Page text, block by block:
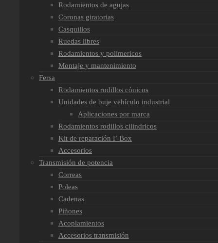
Rodamientos de agujas
Coronas giratorias
Casquillos
Ruedas libres
Rodamientos y polimericos
Montaje y mantenimiento
Fersa
Rodamientos rodillos cónicos
Unidades de buje vehículo industrial
Aplicaciones por marca
Rodamientos rodillos cilindricos
Kit de reparación F-Box
Accesorios
Transmisión de potencia
Correas
Poleas
Cadenas
Piñones
Acoplamientos
Accesorios transmisión